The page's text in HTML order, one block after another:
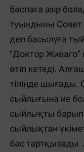
баспаға әзір
туындыны
деп басылуға
"Доктор Живаго"
өтіп кетеді.
тілінде
сыйлығына ие
сыйлықты
сыйлықтан
бас